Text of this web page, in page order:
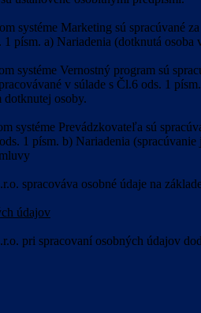
systéme Marketing sú spracúvané
písm. a) Nariadenia (dotknutá
systéme Vernostný program sú
v súlade s Čl.6 ods. 1
dotknutej osoby.
systéme Prevádzkovateľa sú
1 písm. b) Nariadenia
spracováva osobné údaje na
údajov
pri spracovaní osobných údajov